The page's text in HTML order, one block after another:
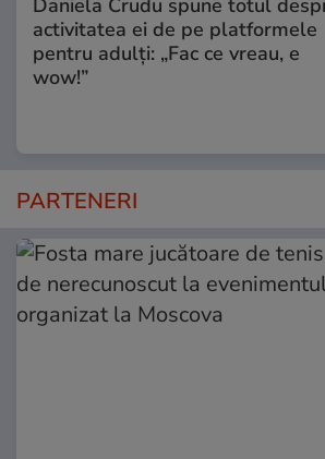
activitatea ei de pe platformele
pentru adulți: „Fac ce vreau, e
wow!”
PARTENERI